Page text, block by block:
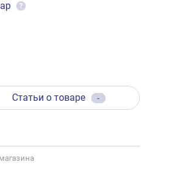
?
Статьи о товаре -